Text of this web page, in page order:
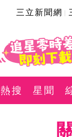
三立新聞網
熱搜 星聞